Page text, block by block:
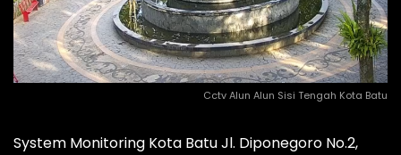
Cctv Alun Alun Sisi Tengah Kota Batu
System Monitoring Kota Batu Jl. Diponegoro No.2,